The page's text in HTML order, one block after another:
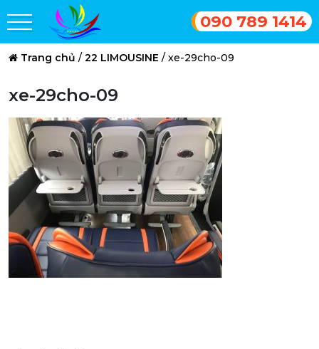
090 789 1414
Trang chủ / 22 LIMOUSINE / xe-29cho-09
xe-29cho-09